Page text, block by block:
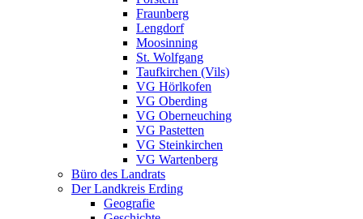
Fraunberg
Lengdorf
Moosinning
St. Wolfgang
Taufkirchen (Vils)
VG Hörlkofen
VG Oberding
VG Oberneuching
VG Pastetten
VG Steinkirchen
VG Wartenberg
Büro des Landrats
Der Landkreis Erding
Geografie